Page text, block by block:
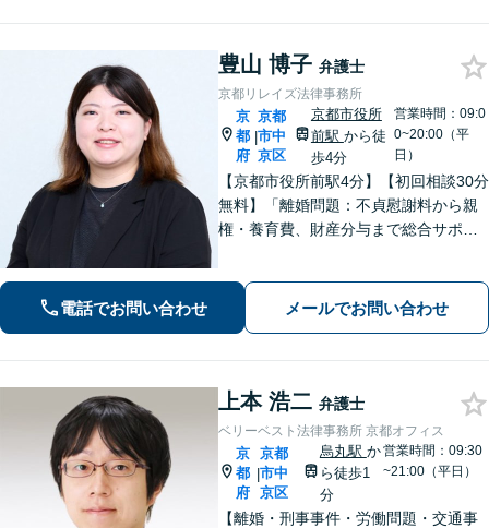
豊山 博子 弁護士
京都リレイズ法律事務所
京
都
府
|
京都
市中
京区
京都市役所
前駅 から徒
歩4分
営業時間：09:0
0~20:00（平
日）
【京都市役所前駅4分】【初回相談30分
無料】「離婚問題：不貞慰謝料から親
権・養育費、財産分与まで総合サポー
えて諦める前に、まずはあなたのご希
望をお聞かせください【休日・夜間相
電話でお問い合わせ メールでお問い合わせ
上本 浩二 弁護士
ベリーベスト法律事務所 京都オフィス
京
都
府
|
京都
市中
京区
烏丸駅 か
ら徒歩1
分
営業時間：09:30
~21:00（平日）
【離婚・刑事事件・労働問題・交通事